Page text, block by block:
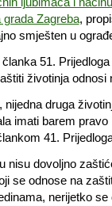
Zagreba,
smješten u
51.
životinja odnosi
nijedna druga
imati barem
41.
nisu dovoljno
se odnose na
nerijetko